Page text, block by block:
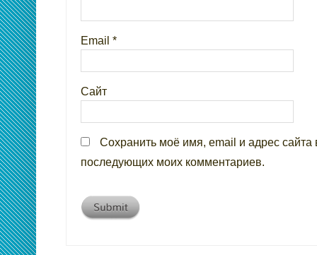
Email *
Сайт
Сохранить моё имя, email и адрес сайта
последующих моих комментариев.